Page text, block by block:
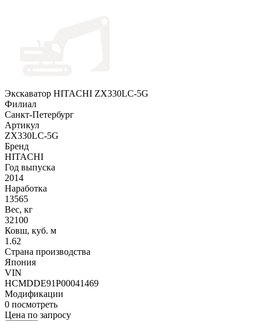
Экскаватор HITACHI ZX330LC-5G
Филиал
Санкт-Петербург
Артикул
ZX330LC-5G
Бренд
HITACHI
Год выпуска
2014
Наработка
13565
Вес, кг
32100
Ковш, куб. м
1.62
Страна производства
Япония
VIN
HCMDDE91P00041469
Модификации
0 посмотреть
Цена по запросу